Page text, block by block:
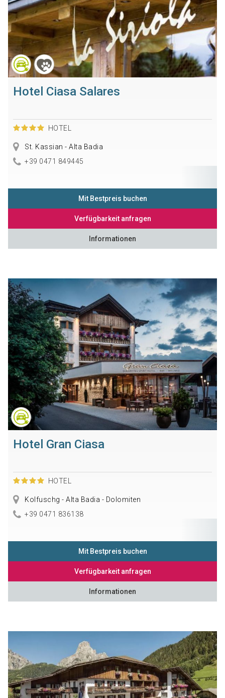
Hotel Ciasa Salares
HOTEL
St. Kassian - Alta Badia
+39 0471 849445
Mit Bestpreis buchen
Verfügbarkeit anfragen
Informationen
Hotel Gran Ciasa
HOTEL
Kolfuschg - Alta Badia - Dolomiten
+39 0471 836138
Mit Bestpreis buchen
Verfügbarkeit anfragen
Informationen